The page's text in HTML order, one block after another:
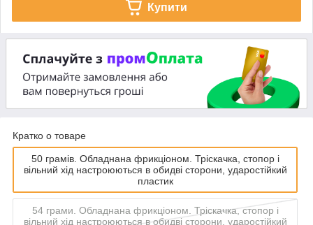
Купити
Кратко о товаре
50 грамів. Обладнана фрикціоном. Тріскачка, стопор і
вільний хід настроюються в обидві сторони, ударостійкий
пластик
54 грами. Обладнана фрикціоном. Тріскачка, стопор і
вільний хід настроюються в обидві сторони, ударостійкий